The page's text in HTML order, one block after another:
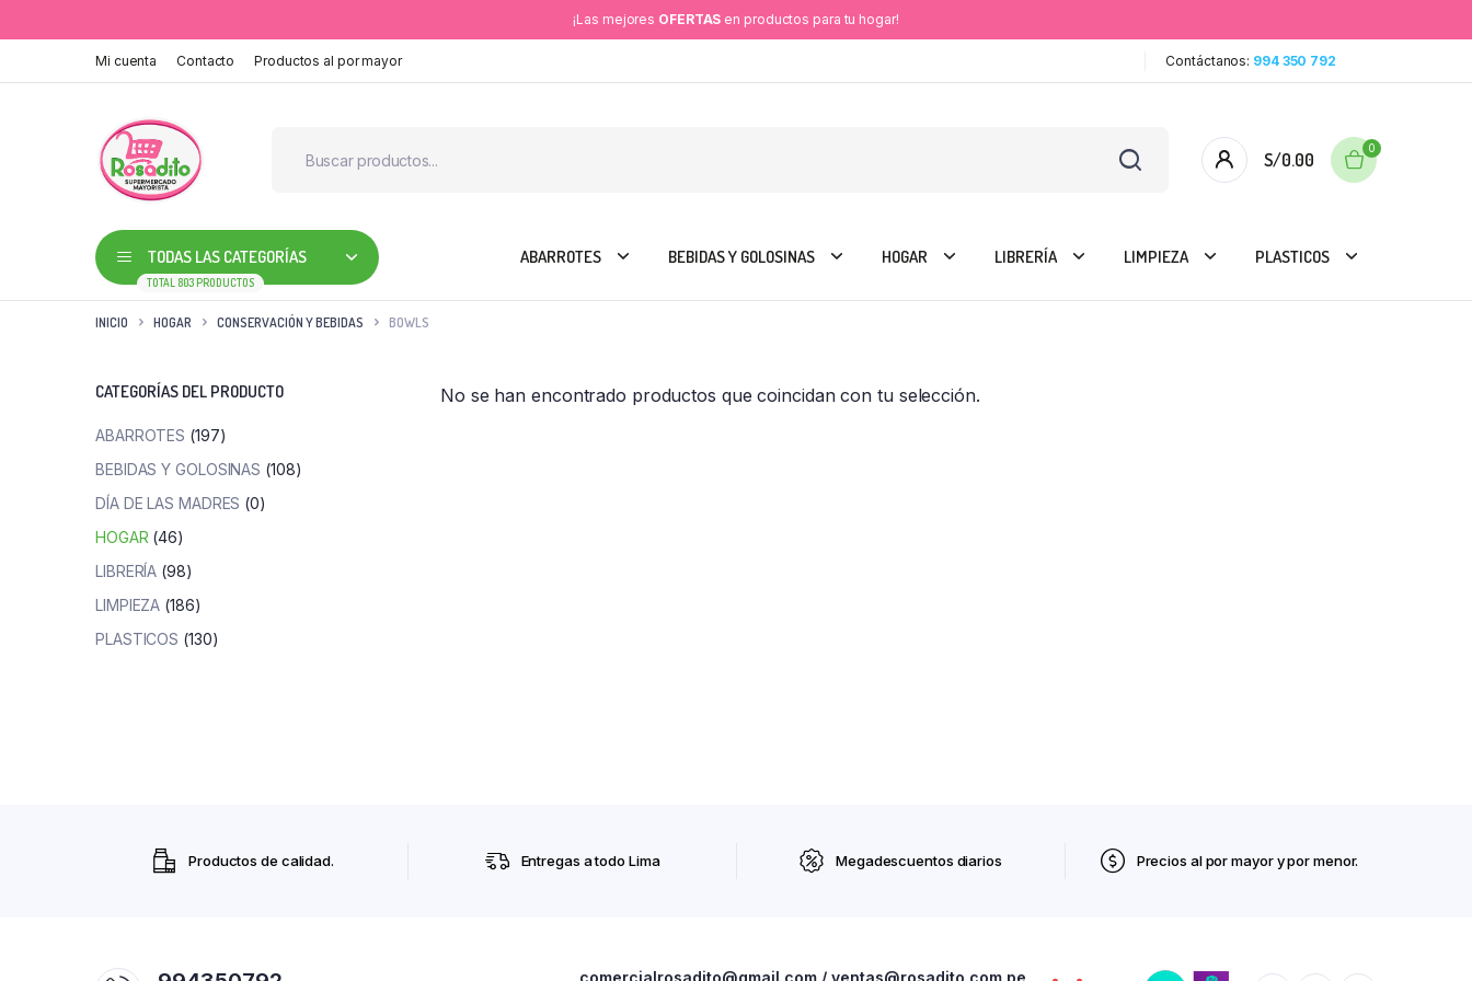
¡Las mejores OFERTAS en productos para tu hogar!
Mi cuenta Contacto Productos al por mayor Contáctanos: 994 350 792
S/0.00
0
TODAS LAS CATEGORÍAS
TOTAL 803 PRODUCTOS
ABARROTES BEBIDAS Y GOLOSINAS HOGAR LIBRERÍA LIMPIEZA PLASTICOS
INICIO HOGAR CONSERVACIÓN Y BEBIDAS BOWLS
No se han encontrado productos que coincidan con tu selección.
CATEGORÍAS DEL PRODUCTO
ABARROTES (197)
BEBIDAS Y GOLOSINAS (108)
DÍA DE LAS MADRES (0)
HOGAR (46)
LIBRERÍA (98)
LIMPIEZA (186)
PLASTICOS (130)
Productos de calidad. Entregas a todo Lima Megadescuentos diarios Precios al por mayor y por menor.
comercialrosadito@gmail.com / ventas@rosadito.com.pe